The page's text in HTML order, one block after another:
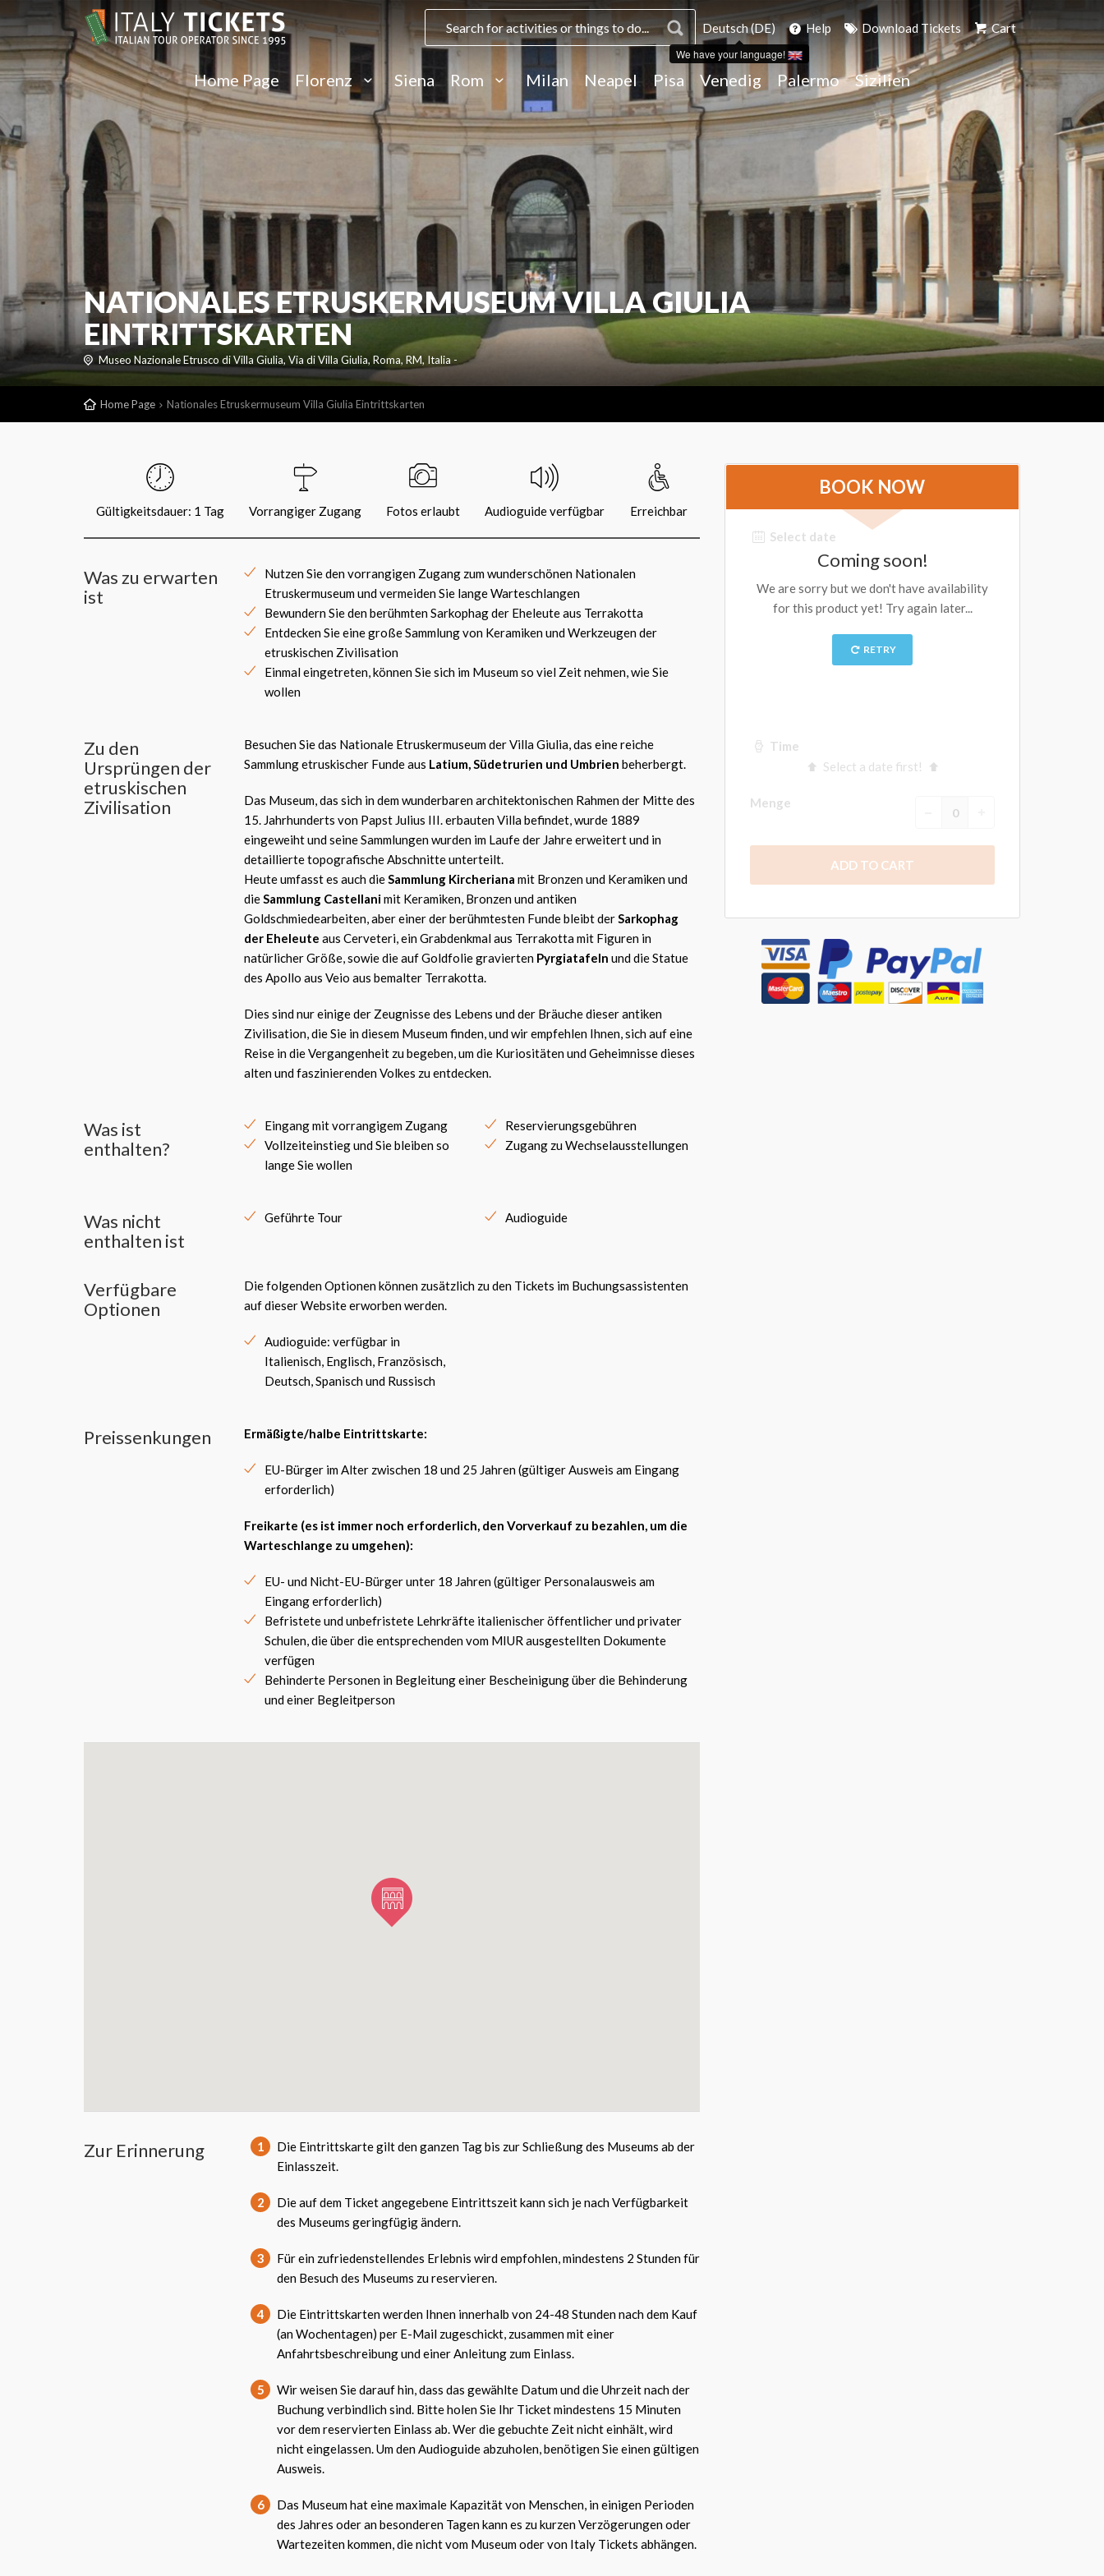
Deutsch (DE)
We have your language!
Help Download Tickets Cart
Home Page Florenz Siena Rom Milan Neapel Pisa Venedig Palermo Sizilien
NATIONALES ETRUSKERMUSEUM VILLA GIULIA
EINTRITTSKARTEN
Museo Nazionale Etrusco di Villa Giulia, Via di Villa Giulia, Roma, RM, Italia -
Home Page Nationales Etruskermuseum Villa Giulia Eintrittskarten
Gültigkeitsdauer: 1 Tag Vorrangiger Zugang Fotos erlaubt Audioguide verfügbar Erreichbar
Was zu erwarten
ist
Nutzen Sie den vorrangigen Zugang zum wunderschönen Nationalen
Etruskermuseum und vermeiden Sie lange Warteschlangen
Bewundern Sie den berühmten Sarkophag der Eheleute aus Terrakotta
Entdecken Sie eine große Sammlung von Keramiken und Werkzeugen der
etruskischen Zivilisation
Einmal eingetreten, können Sie sich im Museum so viel Zeit nehmen, wie Sie
wollen
Zu den
Ursprüngen der
etruskischen
Zivilisation
Besuchen Sie das Nationale Etruskermuseum der Villa Giulia, das eine reiche
Sammlung etruskischer Funde aus Latium, Südetrurien und Umbrien beherbergt.
Das Museum, das sich in dem wunderbaren architektonischen Rahmen der Mitte des
15. Jahrhunderts von Papst Julius III. erbauten Villa befindet, wurde 1889
eingeweiht und seine Sammlungen wurden im Laufe der Jahre erweitert und in
detaillierte topografische Abschnitte unterteilt.
Heute umfasst es auch dieSammlung Kircheriana mit Bronzen und Keramiken und
dieSammlung Castellanimit Keramiken, Bronzen und antiken
Goldschmiedearbeiten, aber einer der berühmtesten Funde bleibt derSarkophag
der Eheleute aus Cerveteri, ein Grabdenkmal aus Terrakotta mit Figuren in
natürlicher Größe, sowie die auf Goldfolie gravierten Pyrgiatafeln und die Statue
des Apollo aus Veio aus bemalter Terrakotta.
Dies sind nur einige der Zeugnisse des Lebens und der Bräuche dieser antiken
Zivilisation, die Sie in diesem Museum finden, und wir empfehlen Ihnen, sich auf eine
Reise in die Vergangenheit zu begeben, um die Kuriositäten und Geheimnisse dieses
alten und faszinierenden Volkes zu entdecken.
Was ist
enthalten?
Eingang mit vorrangigem Zugang
Vollzeiteinstieg und Sie bleiben so
lange Sie wollen
Reservierungsgebühren
Zugang zu Wechselausstellungen
Was nicht
enthalten ist
Geführte Tour Audioguide
Verfügbare
Optionen
Die folgenden Optionen können zusätzlich zu den Tickets im Buchungsassistenten
auf dieser Website erworben werden.
Audioguide: verfügbar in
Italienisch, Englisch, Französisch,
Deutsch, Spanisch und Russisch
Preissenkungen Ermäßigte/halbe Eintrittskarte:
EU-Bürger im Alter zwischen 18 und 25 Jahren (gültiger Ausweis am Eingang
erforderlich)
Freikarte (es ist immer noch erforderlich, den Vorverkauf zu bezahlen, um die
Warteschlange zu umgehen):
EU- und Nicht-EU-Bürger unter 18 Jahren (gültiger Personalausweis am
Eingang erforderlich)
Befristete und unbefristete Lehrkräfte italienischer öffentlicher und privater
Schulen, die über die entsprechenden vom MIUR ausgestellten Dokumente
verfügen
Behinderte Personen in Begleitung einer Bescheinigung über die Behinderung
und einer Begleitperson
Zur Erinnerung 1
Die Eintrittskarte gilt den ganzen Tag bis zur Schließung des Museums ab der
Einlasszeit.
2
Die auf dem Ticket angegebene Eintrittszeit kann sich je nach Verfügbarkeit
des Museums geringfügig ändern.
3
Für ein zufriedenstellendes Erlebnis wird empfohlen, mindestens 2 Stunden für
den Besuch des Museums zu reservieren.
4
Die Eintrittskarten werden Ihnen innerhalb von 24-48 Stunden nach dem Kauf
(an Wochentagen) per E-Mail zugeschickt, zusammen mit einer
Anfahrtsbeschreibung und einer Anleitung zum Einlass.
5
Wir weisen Sie darauf hin, dass das gewählte Datum und die Uhrzeit nach der
Buchung verbindlich sind. Bitte holen Sie Ihr Ticket mindestens 15 Minuten
vor dem reservierten Einlass ab. Wer die gebuchte Zeit nicht einhält, wird
nicht eingelassen. Um den Audioguide abzuholen, benötigen Sie einen gültigen
Ausweis.
6
Das Museum hat eine maximale Kapazität von Menschen, in einigen Perioden
des Jahres oder an besonderen Tagen kann es zu kurzen Verzögerungen oder
Wartezeiten kommen, die nicht vom Museum oder von Italy Tickets abhängen.
BOOK NOW
Select date
Time
Select a date first!
Menge
ADD TO CART
Coming soon!
We are sorry but we don't have availability
for this product yet! Try again later...
RETRY